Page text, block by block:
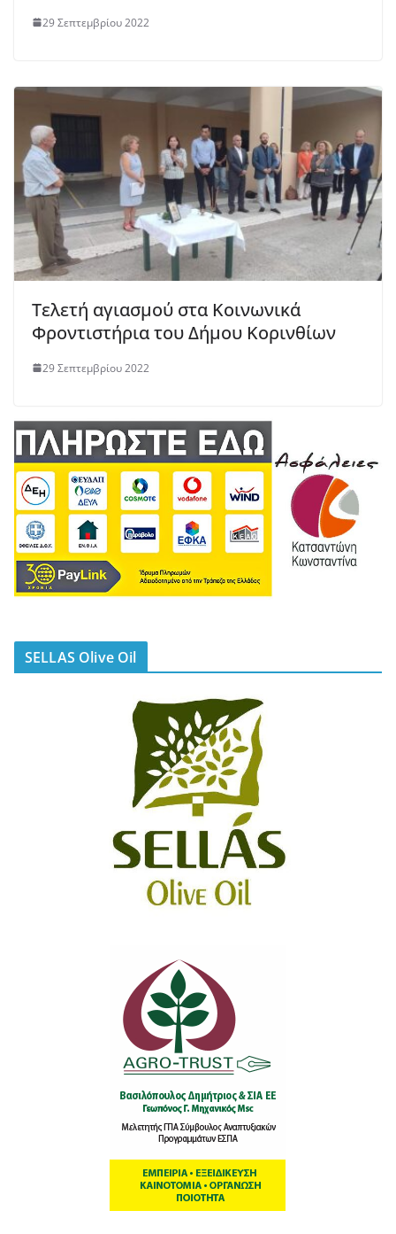
29 Σεπτεμβρίου 2022
Τελετή αγιασμού στα Κοινωνικά
Φροντιστήρια του Δήμου Κορινθίων
29 Σεπτεμβρίου 2022
SELLAS Olive Oil